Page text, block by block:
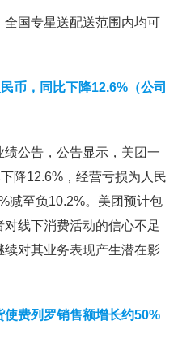
国专星送配送范围内均可
币，同比下降12.6%（公司
公告，公告显示，美团一
降12.6%，经营亏损为人民
减至负10.2%。美团预计包
线下消费活动的信心不足
续对其业务表现产生潜在影
费列罗销售额增长约50%